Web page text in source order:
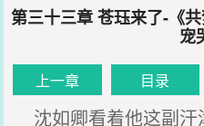
第三十三章 苍珏来了-《
宠
上一章 目录
沈如卿看着他这副汗